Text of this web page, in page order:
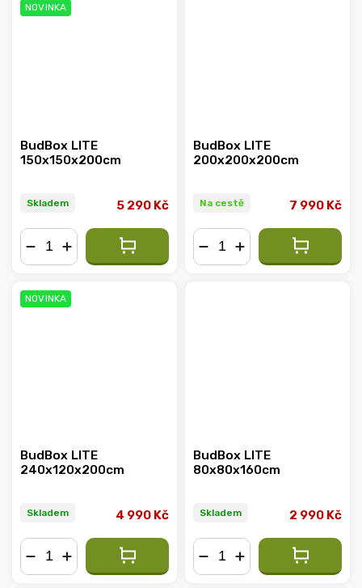
NOVINKA
BudBox LITE
150x150x200cm
Skladem 5 290 Kč
BudBox LITE
200x200x200cm
Na cestě 7 990 Kč
NOVINKA
BudBox LITE
240x120x200cm
Skladem 4 990 Kč
BudBox LITE
80x80x160cm
Skladem 2 990 Kč